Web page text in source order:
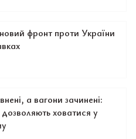
фронт проти України
а вагони зачинені:
ховатися у